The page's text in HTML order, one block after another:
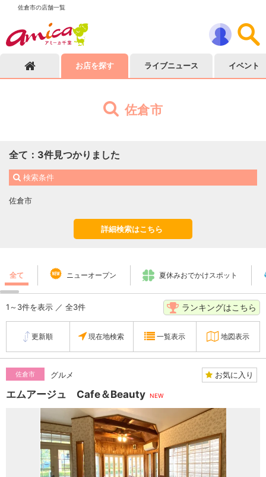
佐倉市の店舗一覧
お店を探す ライブニュース イベント
佐倉市
全て ： 3件見つかりました
検索条件
佐倉市
詳細検索はこちら
全て ニューオープン 夏休みおでかけスポット
1～3件を表示 ／ 全3件 ランキングはこちら
更新順 現在地検索 一覧表示 地図表示
佐倉市 グルメ お気に入り
エムアージュ Cafe＆Beauty NEW